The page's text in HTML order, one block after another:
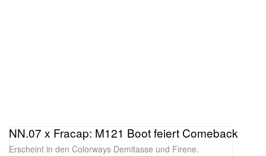
NN.07 x Fracap: M121 Boot feiert Comeback
Erscheint in den Colorways Demitasse und Firene.